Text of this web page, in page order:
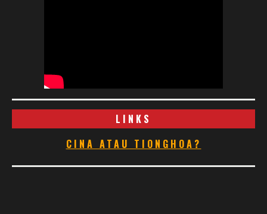
LINKS
CINA ATAU TIONGHOA?